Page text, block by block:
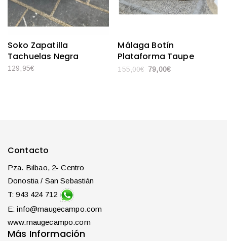
Soko Zapatilla
Tachuelas Negra
129,95€
Málaga Botín
Plataforma Taupe
155,00€ 79,00€
Contacto
Pza. Bilbao, 2- Centro
Donostia / San Sebastián
T: 943 424 712
E: info@maugecampo.com
www.maugecampo.com
Más Información